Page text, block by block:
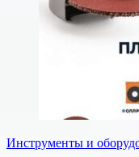
Инструменты и